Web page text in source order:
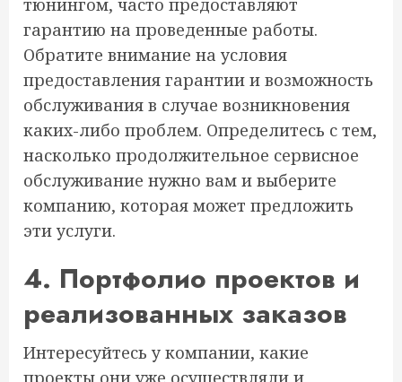
тюнингом, часто предоставляют
гарантию на проведенные работы.
Обратите внимание на условия
предоставления гарантии и возможность
обслуживания в случае возникновения
каких-либо проблем. Определитесь с тем,
насколько продолжительное сервисное
обслуживание нужно вам и выберите
компанию, которая может предложить
эти услуги.
4. Портфолио проектов и
реализованных заказов
Интересуйтесь у компании, какие
проекты они уже осуществляли и